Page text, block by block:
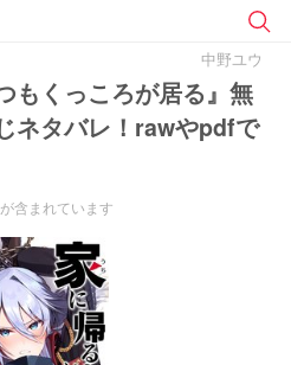
中野ユウ
もくっころが居る』無
ネタバレ！rawやpdfで
含まれています